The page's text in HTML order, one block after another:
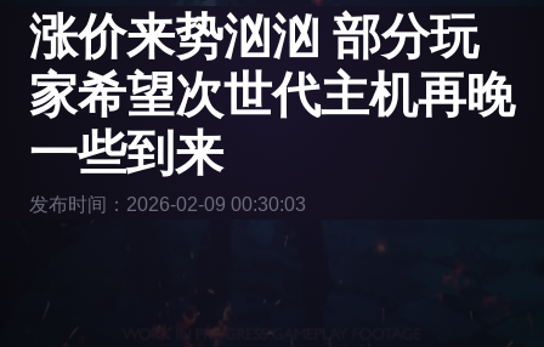
涨价来势汹汹 部分玩
家希望次世代主机再晚
一些到来
发布时间：2026-02-09 00:30:03